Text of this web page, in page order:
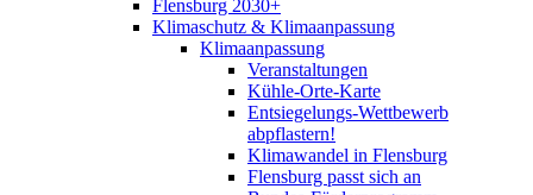
Flensburg 2030+
Klimaschutz & Klimaanpassung
Klimaanpassung
Veranstaltungen
Kühle-Orte-Karte
Entsiegelungs-Wettbewerb
abpflastern!
Klimawandel in Flensburg
Flensburg passt sich an